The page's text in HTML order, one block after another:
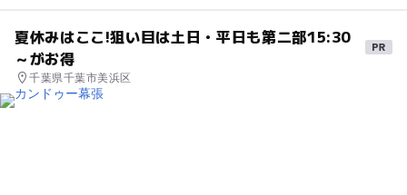
夏休みはここ!狙い目は土日・平日も第二部15:30
～がお得
千葉県千葉市美浜区